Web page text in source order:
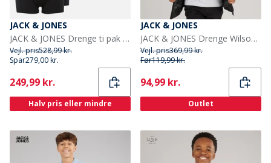
JACK & JONES
JACK & JONES Drenge ti pak bokser trusser Sort
Vejl. pris528,99 kr.
Spar279,00 kr.
Current
249,99 kr.
Halv pris eller mindre
JACK & JONES
JACK & JONES Drenge Wilson Puffer Jakke Sort
Vejl. pris369,99 kr.
Før119,99 kr.
Current
94,99 kr.
Outlet